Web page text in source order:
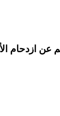
عن ازدحام